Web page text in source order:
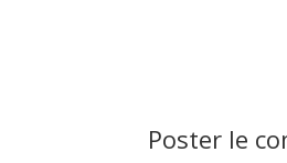
Poster le